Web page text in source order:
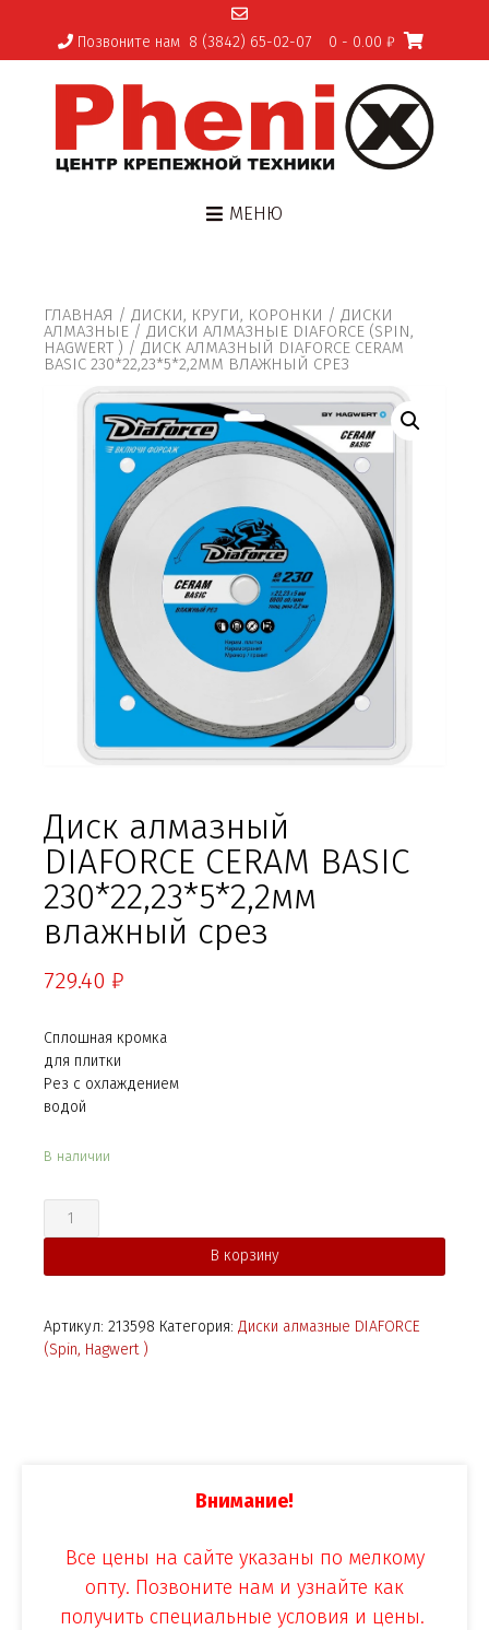
Позвоните нам 8 (3842) 65-02-07 0 - 0.00 ₽
МЕНЮ
ГЛАВНАЯ / ДИСКИ, КРУГИ, КОРОНКИ / ДИСКИ
АЛМАЗНЫЕ / ДИСКИ АЛМАЗНЫЕ DIAFORCE (SPIN,
HAGWERT ) / ДИСК АЛМАЗНЫЙ DIAFORCE CERAM
BASIC 230*22,23*5*2,2ММ ВЛАЖНЫЙ СРЕЗ
Диск алмазный
DIAFORCE CERAM BASIC
230*22,23*5*2,2мм
влажный срез
729.40 ₽
Сплошная кромка
для плитки
Рез с охлаждением
водой
В наличии
Количество
В корзину
Артикул: 213598 Категория: Диски алмазные DIAFORCE
(Spin, Hagwert )
Внимание!
Все цены на сайте указаны по мелкому
опту. Позвоните нам и узнайте как
получить специальные условия и цены.